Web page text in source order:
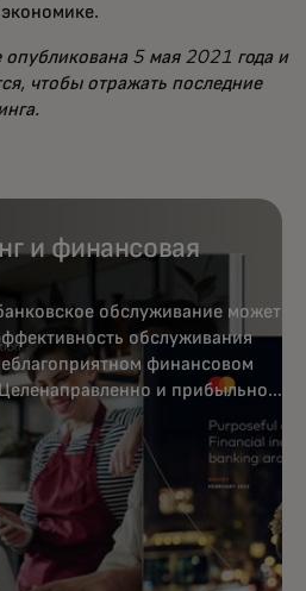
опубликована 5 мая 2021 года и
чтобы отражать последние
и финансовая
обслуживание может
обслуживания
финансовом
и прибыльно:
открытого
во всем мире».